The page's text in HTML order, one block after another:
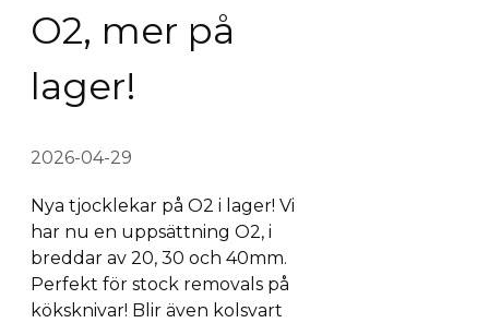
O2, mer på
lager!
2026-04-29
Nya tjocklekar på O2 i lager! Vi
har nu en uppsättning O2, i
breddar av 20, 30 och 40mm.
Perfekt för stock removals på
köksknivar! Blir även kolsvart